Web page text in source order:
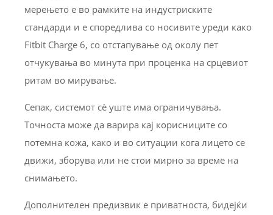
мерењето е во рамките на индустриските
стандарди и е споредлива со носивите уреди како
Fitbit Charge 6, со отстапување од околу пет
отчукувања во минута при проценка на срцевиот
ритам во мирување.
Сепак, системот сè уште има ограничувања.
Точноста може да варира кај корисниците со
потемна кожа, како и во ситуации кога лицето се
движи, зборува или не стои мирно за време на
снимањето.
Дополнителен предизвик е приватноста, бидејќи